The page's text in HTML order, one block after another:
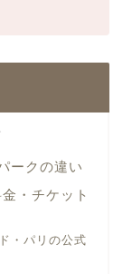
ークの違い
・チケット
・パリの公式